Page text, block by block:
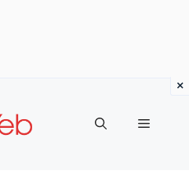
MENU